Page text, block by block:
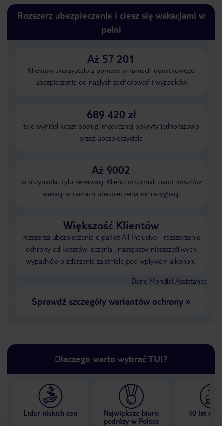
Rozszerz ubezpieczenie i ciesz się wakacjami w
pełni
Aż 57 201
Klientów skorzystało z pomocy w ramach dodatkowego
ubezpieczenia od nagłych zachorowań i wypadków
689 420 zł
tyle wyniósł koszt obsługi medycznej pokryty jednorazowo
przez ubezpieczyciela
Aż 9002
w przypadku tylu rezerwacji Klienci otrzymali zwrot kosztów
wakacji w ramach ubezpieczenia od rezygnacji
Większość Klientów
rozszerza ubezpieczenia o pakiet All Inclusive - rozszerzenie
ochrony od kosztów leczenia i następstw nieszczęśliwych
wypadków o zdarzenia zaistniałe pod wpływem alkoholu
Dane Mondial Assistance
Sprawdź szczegóły wariantów ochrony»
Dlaczego warto wybrać TUI?
Lider niskich cen
Największe biuro
podróży w Polsce
30 lat w